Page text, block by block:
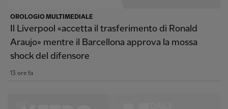
OROLOGIO MULTIMEDIALE
Il Liverpool «accetta il trasferimento di Ronald
Araujo» mentre il Barcellona approva la mossa
shock del difensore
13 ore fa